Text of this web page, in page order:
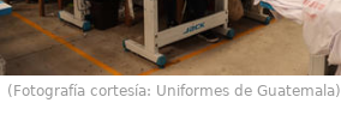
(Fotografía cortesía: Uniformes de Guatemala)